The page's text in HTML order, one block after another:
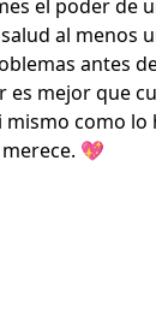
el poder de
al menos
antes
es mejor que
mismo como lo
💖